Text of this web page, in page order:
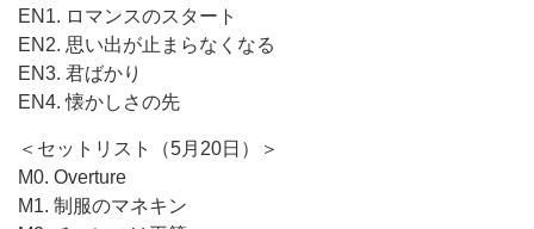
EN1. ロマンスのスタート
EN2. 思い出が止まらなくなる
EN3. 君ばかり
EN4. 懐かしさの先
＜セットリスト（5月20日）＞
M0. Overture
M1. 制服のマネキン